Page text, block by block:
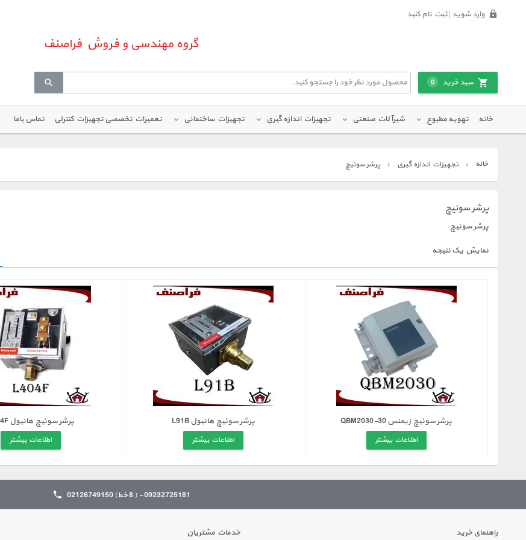
وارد شوید | ثبت نام کنید
گروه مهندسی و فروش فراصنف
سبد خرید 0
خانه تهویه مطبوع شیرآلات صنعتی تجهیزات اندازه گیری تجهیزات ساختمانی تعمیرات تخصصی تجهیزات کنترلی تماس باما
خانه تجهیزات اندازه گیری پرشر سوئیچ
پرشر سوئیچ
پرشر سوئیچ
نمایش یک نتیجه
پرشر سوئیچ زیمنس QBM2030-30
اطلاعات بیشتر
پرشر سوئیچ هانیول L91B
اطلاعات بیشتر
پرشر سوئیچ هانیول L404F
اطلاعات بیشتر
09232725181 - ( 8 خط) 02126749150
راهنمای خرید خدمات مشتریان